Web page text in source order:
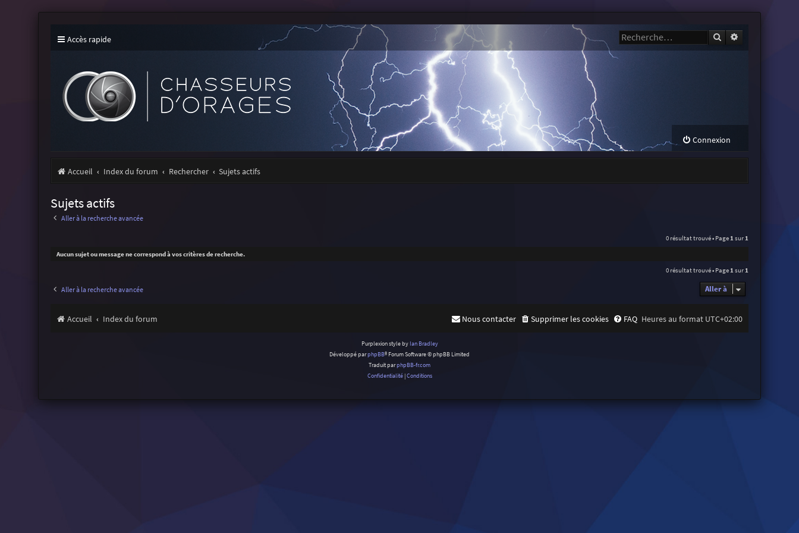
Accès rapide Rechercher
Connexion
Accueil Index du forum Rechercher Sujets actifs
Sujets actifs
Aller à la recherche avancée
0 résultat trouvé • Page 1 sur 1
Aucun sujet ou message ne correspond à vos critères de recherche.
0 résultat trouvé • Page 1 sur 1
Aller à la recherche avancée Aller à
Accueil Index du forum Heures au format UTC+02:00
FAQ
Supprimer les cookies
Nous contacter
Purplexion style by Ian Bradley
Développé parphpBB® Forum Software © phpBB Limited
Traduit parphpBB-fr.com
Confidentialité|Conditions